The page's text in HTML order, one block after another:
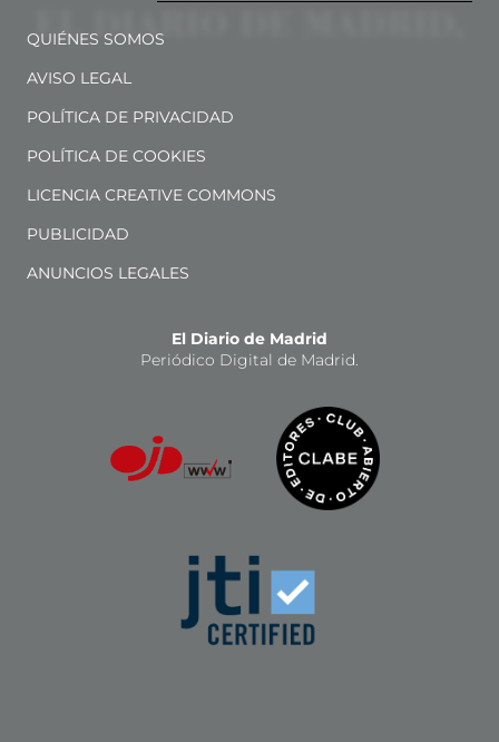
QUIÉNES SOMOS
AVISO LEGAL
POLÍTICA DE PRIVACIDAD
POLÍTICA DE COOKIES
LICENCIA CREATIVE COMMONS
PUBLICIDAD
ANUNCIOS LEGALES
El Diario de Madrid
Periódico Digital de Madrid.